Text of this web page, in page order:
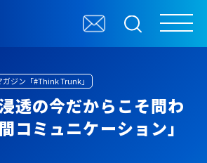
ガジン「#Think Trunk」
透の今だからこそ問わ
コミュニケーション」